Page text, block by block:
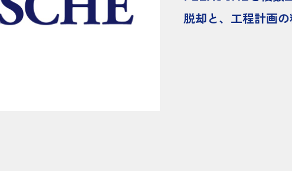
脱却と、工程計画の